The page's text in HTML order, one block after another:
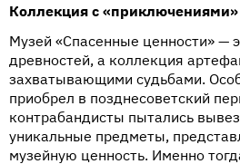
Коллекция с «приключениями»
Музей «Спасенные ценности» —
древностей, а коллекция
захватывающими судьбами.
приобрел в позднесоветский
контрабандисты пытались
уникальные предметы,
музейную ценность. Именно